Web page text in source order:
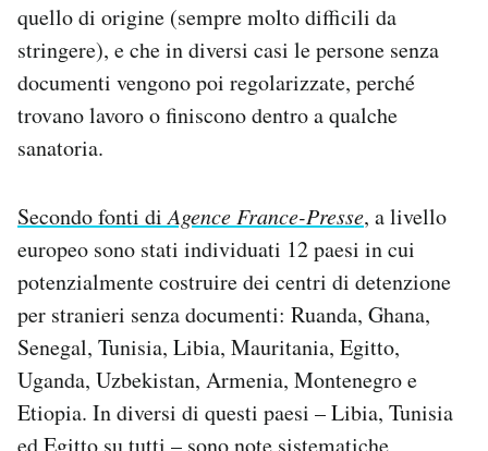
quello di origine (sempre molto difficili da
stringere), e che in diversi casi le persone senza
documenti vengono poi regolarizzate, perché
trovano lavoro o finiscono dentro a qualche
sanatoria.
Secondo fonti diAgence France-Presse, a livello
europeo sono stati individuati 12 paesi in cui
potenzialmente costruire dei centri di detenzione
per stranieri senza documenti: Ruanda, Ghana,
Senegal, Tunisia, Libia, Mauritania, Egitto,
Uganda, Uzbekistan, Armenia, Montenegro e
Etiopia. In diversi di questi paesi – Libia, Tunisia
ed Egitto su tutti – sono note sistematiche